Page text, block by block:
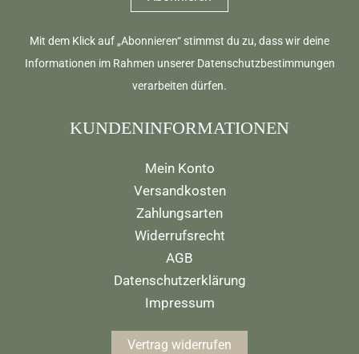
Mit dem Klick auf „Abonnieren“ stimmst du zu, dass wir deine
Informationen im Rahmen unserer Datenschutzbestimmungen
verarbeiten dürfen.
KUNDENINFORMATIONEN
Mein Konto
Versandkosten
Zahlungsarten
Widerrufsrecht
AGB
Datenschutzerklärung
Impressum
Vertrag widerrufen